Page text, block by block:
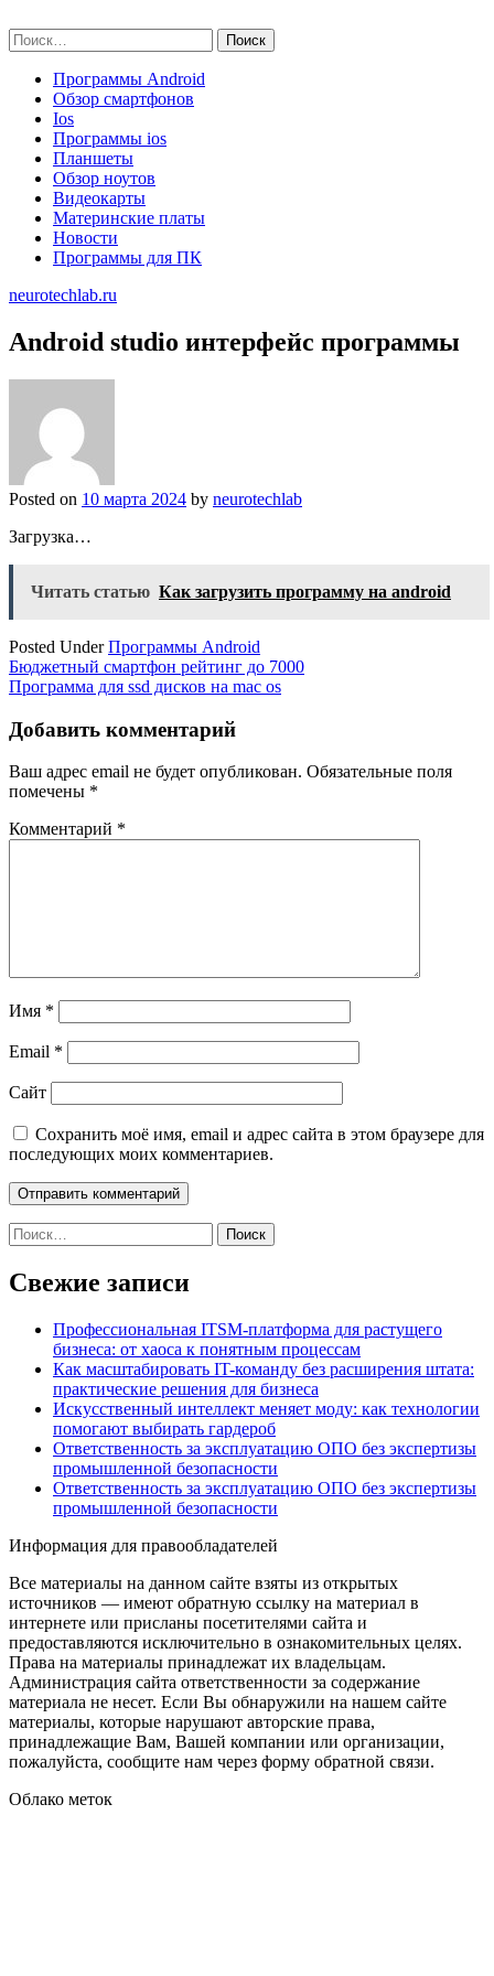
to
content
Найти:
Программы Android
Обзор смартфонов
Ios
Программы ios
Планшеты
Обзор ноутов
Видеокарты
Материнские платы
Новости
Программы для ПК
neurotechlab.ru
Android studio интерфейс программы
Posted on 10 марта 2024 by neurotechlab
Загрузка…
Читать статью Как загрузить программу на android
Posted UnderПрограммы Android
Навигация
по
записям
Бюджетный смартфон рейтинг до 7000
Программа для ssd дисков на mac os
Добавить комментарий
Ваш адрес email не будет опубликован. Обязательные поля
помечены *
Комментарий *
Имя *
Email *
Сайт
Сохранить моё имя, email и адрес сайта в этом браузере для
последующих моих комментариев.
Найти:
Свежие записи
Профессиональная ITSM-платформа для растущего
бизнеса: от хаоса к понятным процессам
Как масштабировать IT-команду без расширения штата:
практические решения для бизнеса
Искусственный интеллект меняет моду: как технологии
помогают выбирать гардероб
Ответственность за эксплуатацию ОПО без экспертизы
промышленной безопасности
Ответственность за эксплуатацию ОПО без экспертизы
промышленной безопасности
Информация для правообладателей
Все материалы на данном сайте взяты из открытых
источников — имеют обратную ссылку на материал в
интернете или присланы посетителями сайта и
предоставляются исключительно в ознакомительных целях.
Права на материалы принадлежат их владельцам.
Администрация сайта ответственности за содержание
материала не несет. Если Вы обнаружили на нашем сайте
материалы, которые нарушают авторские права,
принадлежащие Вам, Вашей компании или организации,
пожалуйста, сообщите нам через форму обратной связи.
Облако меток